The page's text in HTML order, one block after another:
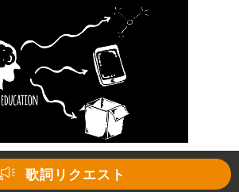
歌詞リクエスト